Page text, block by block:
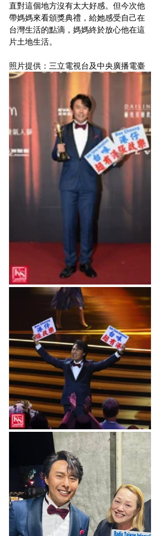
直對這個地方沒有太大好感。但今次他
帶媽媽來看頒獎典禮，給她感受自己在
台灣生活的點滴，媽媽終於放心他在這
片土地生活。
照片提供：三立電視台及中央廣播電臺